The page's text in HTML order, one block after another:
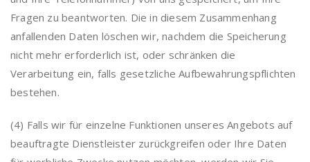
Fragen zu beantworten. Die in diesem Zusammenhang
anfallenden Daten löschen wir, nachdem die Speicherung
nicht mehr erforderlich ist, oder schränken die
Verarbeitung ein, falls gesetzliche Aufbewahrungspflichten
bestehen.
(4) Falls wir für einzelne Funktionen unseres Angebots auf
beauftragte Dienstleister zurückgreifen oder Ihre Daten